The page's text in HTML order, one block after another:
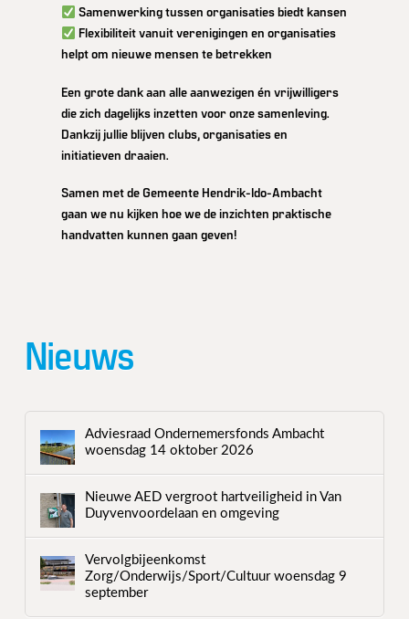
Samenwerking tussen organisaties biedt kansen
Flexibiliteit vanuit verenigingen en organisaties
helpt om nieuwe mensen te betrekken
Een grote dank aan alle aanwezigen én vrijwilligers
die zich dagelijks inzetten voor onze samenleving.
Dankzij jullie blijven clubs, organisaties en
initiatieven draaien.
Samen met de Gemeente Hendrik-Ido-Ambacht
gaan we nu kijken hoe we de inzichten praktische
handvatten kunnen gaan geven!
Nieuws
Adviesraad Ondernemersfonds Ambacht
woensdag 14 oktober 2026
Nieuwe AED vergroot hartveiligheid in Van
Duyvenvoordelaan en omgeving
Vervolgbijeenkomst
Zorg/Onderwijs/Sport/Cultuur woensdag 9
september